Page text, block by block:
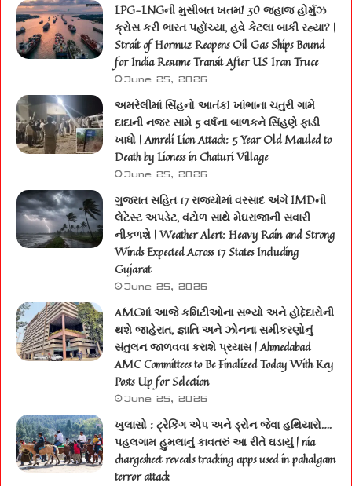
LPG-LNGની મુસીબત ખતમ! 30 જહાજ હોર્મુઝ
ક્રોસ કરી ભારત પહોંચ્યા, હવે કેટલા બાકી રહ્યા? |
Strait of Hormuz Reopens Oil Gas Ships Bound
for India Resume Transit After US Iran Truce
June 25, 2026
અમરેલીમાં સિંહનો આતંક! ખાંભાના ચતુરી ગામે
દાદાની નજર સામે 5 વર્ષના બાળકને સિંહણે ફાડી
ખાધો | Amreli Lion Attack: 5 Year Old Mauled to
Death by Lioness in Chaturi Village
June 25, 2026
ગુજરાત સહિત 17 રાજ્યોમાં વરસાદ અંગે IMDની
લેટેસ્ટ અપડેટ, વંટોળ સાથે મેઘરાજાની સવારી
નીકળશે | Weather Alert: Heavy Rain and Strong
Winds Expected Across 17 States Including
Gujarat
June 25, 2026
AMCમાં આજે કમિટીઓના સભ્યો અને હોદ્દેદારોની
થશે જાહેરાત, જ્ઞાતિ અને ઝોનના સમીકરણોનું
સંતુલન જાળવવા કરાશે પ્રયાસ | Ahmedabad
AMC Committees to Be Finalized Today With Key
Posts Up for Selection
June 25, 2026
ખુલાસો : ટ્રેકિંગ એપ અને ડ્રોન જેવા હથિયારો….
પહલગામ હુમલાનું કાવતરું આ રીતે ઘડાયું | nia
chargesheet reveals tracking apps used in pahalgam
terror attack